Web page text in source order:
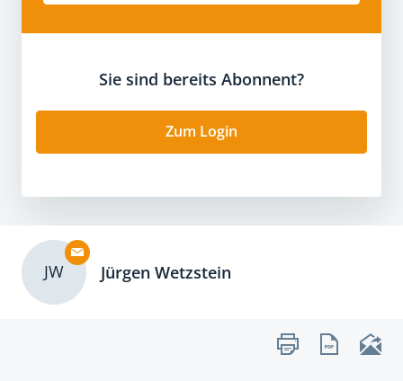
Sie sind bereits Abonnent?
Zum Login
JW Jürgen Wetzstein